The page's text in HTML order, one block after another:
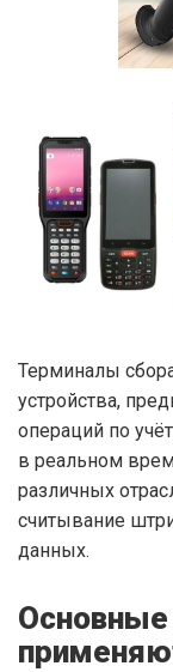
Терминалы
устройства,
операций по
в реальном
различных
считывание
данных.
Основные